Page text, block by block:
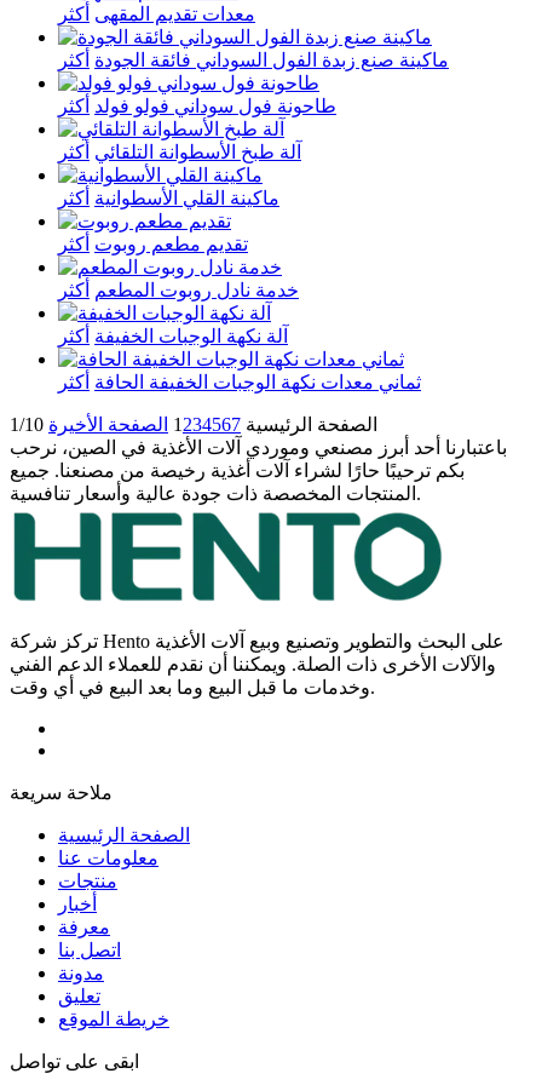
معدات تقديم المقهى أكثر
ماكينة صنع زبدة الفول السوداني فائقة الجودة أكثر
طاحونة فول سوداني فولو فولد أكثر
آلة طبخ الأسطوانة التلقائي أكثر
ماكينة القلي الأسطوانية أكثر
تقديم مطعم روبوت أكثر
خدمة نادل روبوت المطعم أكثر
آلة نكهة الوجبات الخفيفة أكثر
ثماني معدات نكهة الوجبات الخفيفة الحافة أكثر
الصفحة الرئيسية 1 234567 الصفحة الأخيرة 1/10
باعتبارنا أحد أبرز مصنعي وموردي آلات الأغذية في الصين، نرحب
بكم ترحيبًا حارًا لشراء آلات أغذية رخيصة من مصنعنا. جميع
المنتجات المخصصة ذات جودة عالية وأسعار تنافسية.
تركز شركة Hento على البحث والتطوير وتصنيع وبيع آلات الأغذية
والآلات الأخرى ذات الصلة. ويمكننا أن نقدم للعملاء الدعم الفني
وخدمات ما قبل البيع وما بعد البيع في أي وقت.
ملاحة سريعة
الصفحة الرئيسية
معلومات عنا
منتجات
أخبار
معرفة
اتصل بنا
مدونة
تعليق
خريطة الموقع
ابقى على تواصل